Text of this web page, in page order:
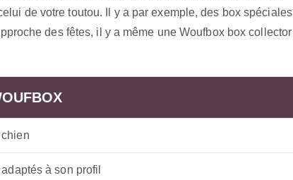
de votre toutou. Il y a par exemple, des box spéciales
des fêtes, il y a même une Woufbox box collector
à son profil